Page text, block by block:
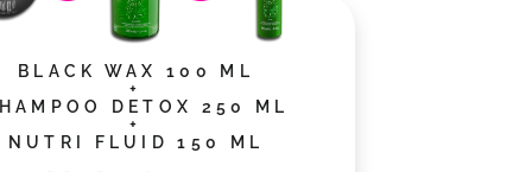
BLACK WAX 100 ML
+
DETOX 250 ML
+
NUTRI FLUID 150 ML